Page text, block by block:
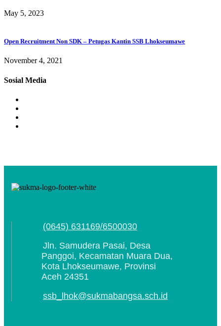
May 5, 2023
Open Recruitment Non SDK – Petugas Kantin SSB Lhokseumawe
November 4, 2021
Sosial Media
(0645) 631169/6500030
Jln. Samudera Pasai, Desa
Panggoi, Kecamatan Muara Dua,
Kota Lhokseumawe, Provinsi
Aceh 24351
ssb_lhok@sukmabangsa.sch.id